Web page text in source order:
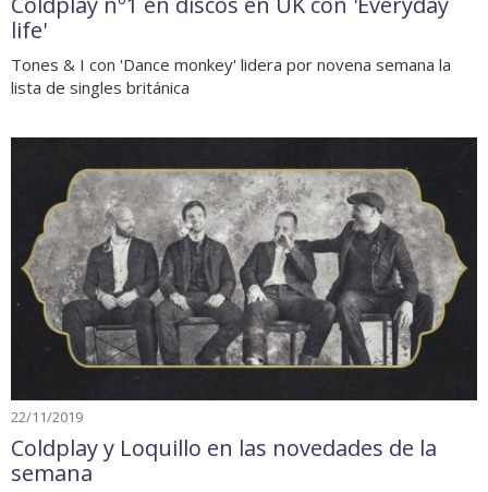
life'
Tones & I con 'Dance monkey' lidera por novena semana la
lista de singles británica
22/11/2019
Coldplay y Loquillo en las novedades de la
semana